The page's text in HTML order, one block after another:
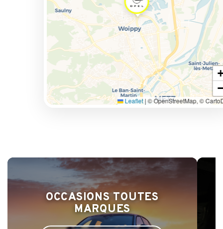
8h-12h / 14h-18h
Itinéraire Avis
9h-12h / 14h-18h
8h-12h / 14h-18h
Leaflet|© OpenStreetMap, ©
OCCASIONS TOUTES
MARQUES